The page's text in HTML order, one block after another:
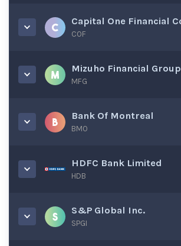
Capital One Financial
COF
Mizuho Financial
MFG
Bank Of Montreal
BMO
HDFC Bank Limited
HDB
S&P Global Inc.
SPGI